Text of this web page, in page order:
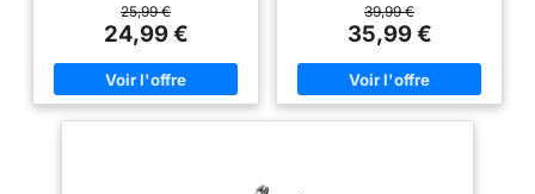
Nettoyage, pour Mousses
et Crèmes
alimentaire, ce qui lui confère
une excellente durabilité et
stabilité. L'ouverture de la
bouteille est équipée d'un joint
en silicone séparé et de
filetages renforcés pour éviter
25,99 €
24,99 €
expériences de dessert. 3
DOUILLES EN ACIER
INOXYDABLE - Fais de ton
dessert un véritable accroche-
regard. Facile à décorer et à
ranger grâce au sac en filet
39,99 €
35,99 €